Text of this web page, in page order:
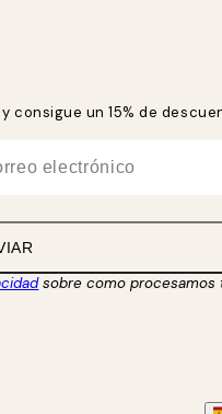
un 15% de
sobre como procesamos